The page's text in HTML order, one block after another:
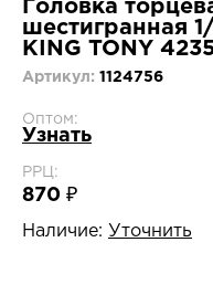
Головка
шестигранная
KING TONY
Артикул: 1124756
Оптом:
Узнать
РРЦ:
870 ₽
Наличие: Уточнить